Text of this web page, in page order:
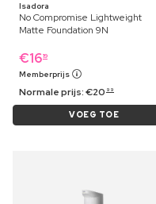
Isadora
No Compromise Lightweight
Matte Foundation 9N
€1619
Memberprijs
Normale prijs:€20 99
VOEG TOE